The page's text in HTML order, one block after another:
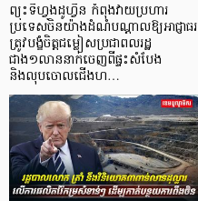
ព្យុះទីហ្វុងដូហ្វីន កំពុងវាយប្រហារ
ប្រទេសចិនយ៉ាងដំណំបណ្តាលឱ្យអាជ្ញាធរ
ត្រូវបង្ខំចិត្តជម្លៀសប្រជាពលរដ្ឋ
ជាង១លាននាក់ចេញពីផ្ទះសំបែង
និងលុបចោលជើងហ…